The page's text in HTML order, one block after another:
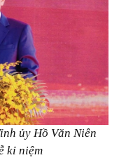
ủy Hồ Văn Niên
kỉ niệm